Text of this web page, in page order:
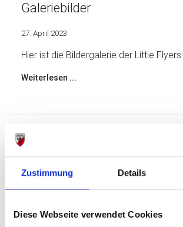
Zustimmung Details
Diese Webseite verwendet Cookies
Galeriebilder
27. April 2023
Hier ist die Bildergalerie der Little Flyers.
Weiterlesen ...